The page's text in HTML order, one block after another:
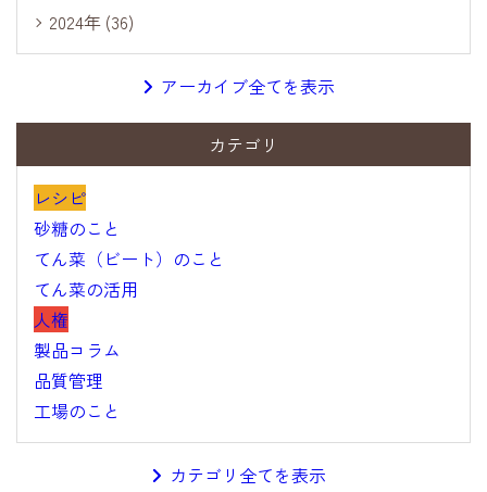
2024年 (36)
アーカイブ全てを表示
カテゴリ
レシピ
砂糖のこと
てん菜（ビート）のこと
てん菜の活用
人権
製品コラム
品質管理
工場のこと
カテゴリ全てを表示